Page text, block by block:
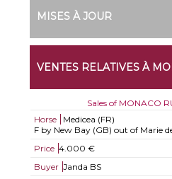
MISES À JOUR
VENTES RELATIVES À
Sales of MONACO
Horse
Medicea (FR)
F by New Bay (GB) out of Marie
Price 4.000 €
Buyer Janda BS